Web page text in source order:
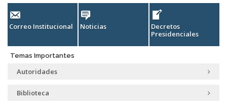
Correo Institucional Noticias
Decretos
Presidenciales
Temas Importantes
Autoridades
Biblioteca